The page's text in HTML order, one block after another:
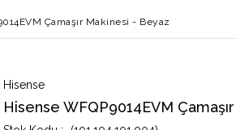
Çamaşır Makinesi - Beyaz
Hisense
Hisense WFQP9014EVM